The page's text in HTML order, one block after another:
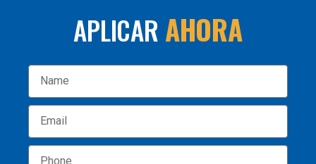
APLICAR AHORA